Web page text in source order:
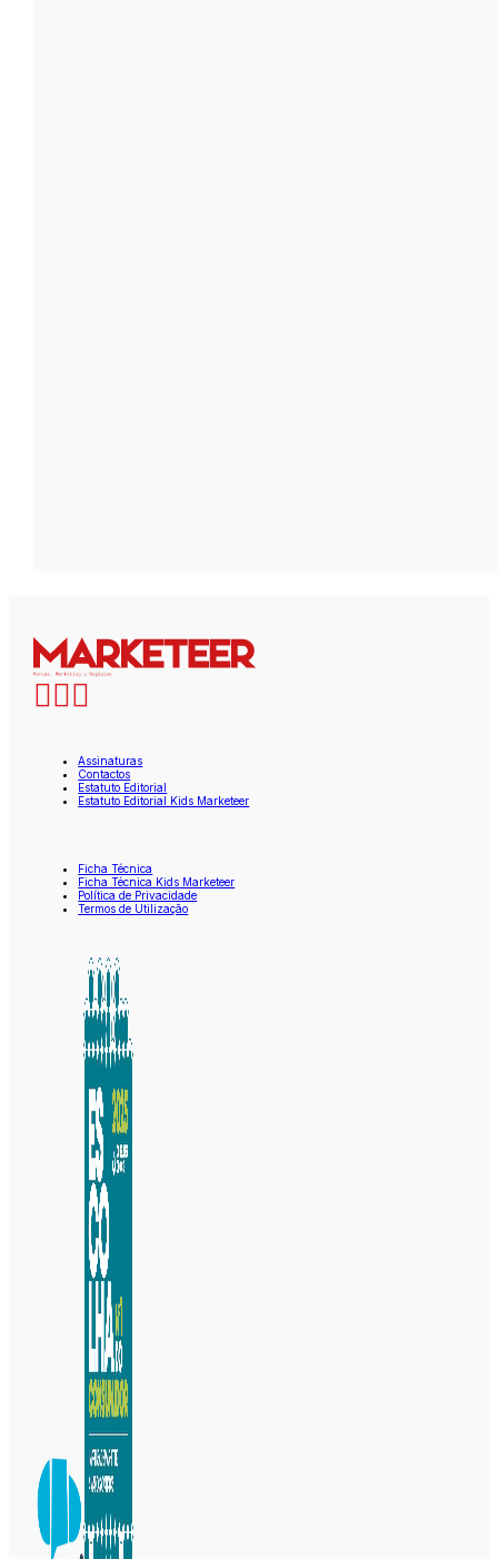
Assinaturas
Contactos
Estatuto Editorial
Estatuto Editorial Kids Marketeer
Ficha Técnica
Ficha Técnica Kids Marketeer
Política de Privacidade
Termos de Utilização